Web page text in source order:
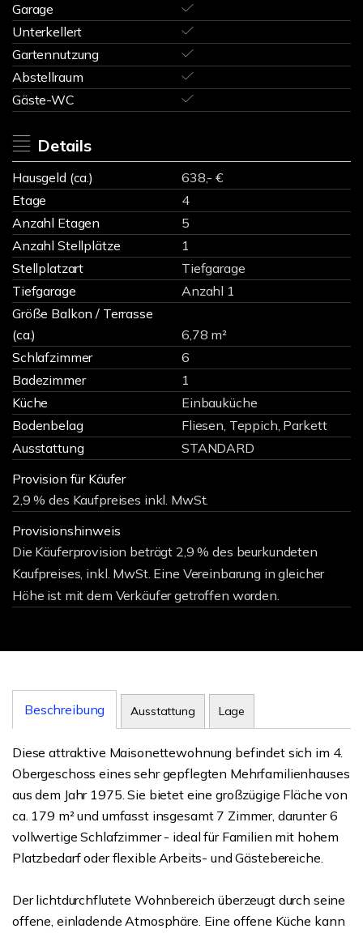
Garage
Unterkellert
Gartennutzung
Abstellraum
Gäste-WC
Details
Hausgeld (ca.)
638,- €
Etage
4
Anzahl Etagen
5
Anzahl Stellplätze
1
Stellplatzart
Tiefgarage
Tiefgarage
Anzahl 1
Größe Balkon / Terrasse
(ca.)
6,78 m²
Schlafzimmer
6
Badezimmer
1
Küche
Einbauküche
Bodenbelag
Fliesen, Teppich, Parkett
Ausstattung
STANDARD
Provision für Käufer
2,9 % des Kaufpreises inkl. MwSt.
Provisionshinweis
Die Käuferprovision beträgt 2,9 % des beurkundeten
Kaufpreises, inkl. MwSt. Eine Vereinbarung in gleicher
Höhe ist mit dem Verkäufer getroffen worden.
Beschreibung Ausstattung Lage
Diese attraktive Maisonettewohnung befindet sich im 4.
Obergeschoss eines sehr gepflegten Mehrfamilienhauses
aus dem Jahr 1975. Sie bietet eine großzügige Fläche von
ca. 179 m² und umfasst insgesamt 7 Zimmer, darunter 6
vollwertige Schlafzimmer - ideal für Familien mit hohem
Platzbedarf oder flexible Arbeits- und Gästebereiche.
Der lichtdurchflutete Wohnbereich überzeugt durch seine
offene, einladende Atmosphäre. Eine offene Küche kann